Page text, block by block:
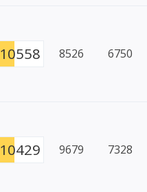
10558 8526 6750
10429 9679 7328